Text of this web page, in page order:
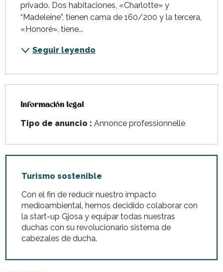
privado. Dos habitaciones, «Charlotte» y
“Madeleine”, tienen cama de 160/200 y la tercera,
«Honoré», tiene...
Seguir leyendo
Información legal
Información legal
Tipo de anuncio : Annonce professionnelle
Turismo sostenible
Con el fin de reducir nuestro impacto
medioambiental, hemos decidido colaborar con
la start-up Gjosa y equipar todas nuestras
duchas con su revolucionario sistema de
cabezales de ducha.